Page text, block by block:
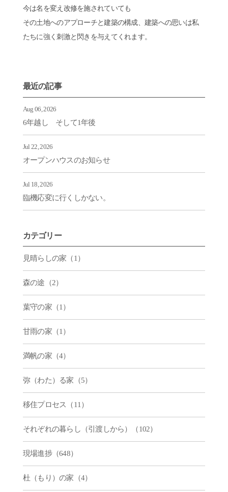
今は名を変え改修を施されていても
その土地へのアプローチと建築の構成、建築への思いは私
たちに強く刺激と閃きを与えてくれます。
最近の記事
Aug 06, 2026
6年越し そして1年後
Jul 22, 2026
オープンハウスのお知らせ
Jul 18, 2026
臨機応変に行くしかない。
カテゴリー
見晴らしの家（1）
森の途（2）
葉守の家（1）
甘雨の家（1）
満帆の家（4）
弥（わた）る家（5）
移住プロセス（11）
それぞれの暮らし（引渡しから）（102）
現場進捗（648）
杜（もり）の家（4）